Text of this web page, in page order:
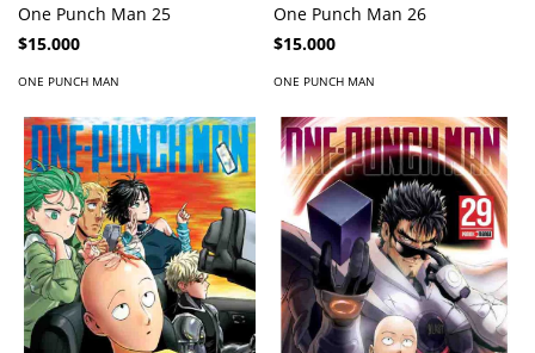
One Punch Man 25
$15.000
ONE PUNCH MAN
One Punch Man 26
$15.000
ONE PUNCH MAN